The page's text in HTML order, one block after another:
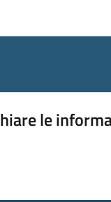
le